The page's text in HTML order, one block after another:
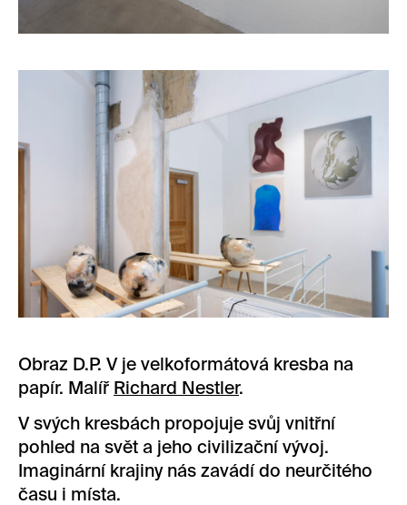
Obraz D.P. V je velkoformátová kresba na
papír. Malíř Richard Nestler.
V svých kresbách propojuje svůj vnitřní
pohled na svět a jeho civilizační vývoj.
Imaginární krajiny nás zavádí do neurčitého
času i místa.